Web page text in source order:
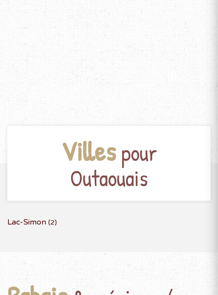
Villespour
Outaouais
Lac-Simon (2)